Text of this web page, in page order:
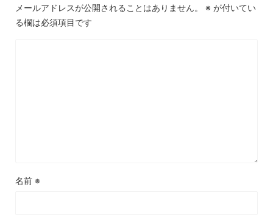
メールアドレスが公開されることはありません。 ※ が付いてい
る欄は必須項目です
名前 ※